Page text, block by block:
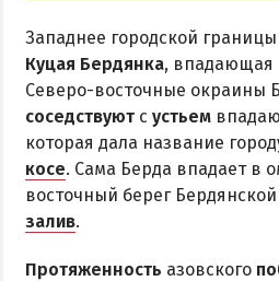
АЗОВСКОЕ (ЛУНАЧАРСКОЕ)
НОВОПЕТРОВКА
ЛЕЧЕНИЕ И БАЛЬНЕОТЕРАПИЯ
Грязи, лиманы и соленые
Санатории
Западнее городской
Куцая Бердянка, впадающая
Северо-восточные окраины
соседствуют с устьем
которая дала название
косе. Сама Берда впадает в
восточный берег
залив.
Протяженность азовского